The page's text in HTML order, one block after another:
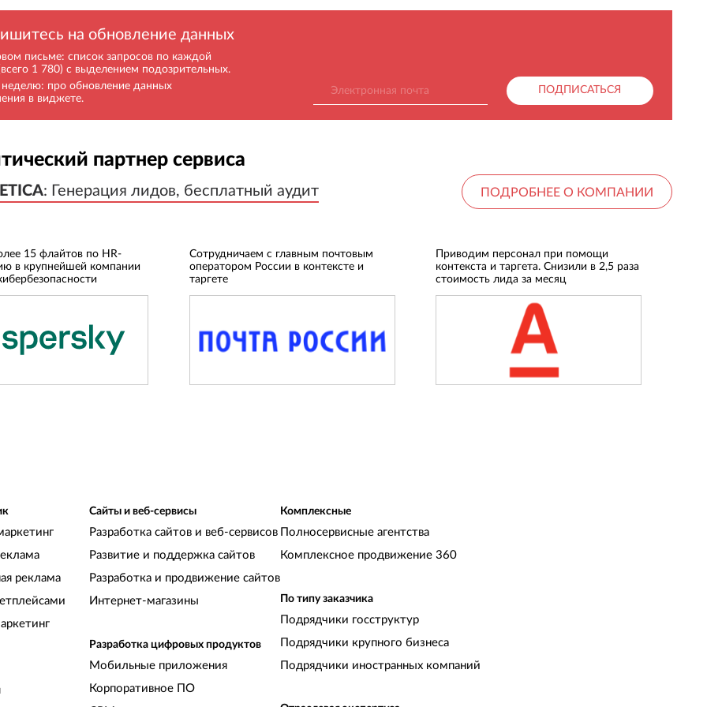
на обновление данных
письме: список запросов по каждой
1 780) с выделением подозрительных.
неделю: про обновление данных
в виджете.
ПОДПИСАТЬСЯ
партнер сервиса
: Генерация лидов, бесплатный аудит
: Генерация лидов, бесплатный аудит ПОДРОБНЕЕ О КОМПАНИИ
15 флайтов по HR-
в крупнейшей компании
Сотрудничаем с главным почтовым
оператором России в контексте и
таргете
Приводим персонал при помощи
контекста и таргета. Снизили в 2,5 раза
стоимость лида за месяц
реклама
Сайты и веб-сервисы
Разработка сайтов и веб-сервисов
Развитие и поддержка сайтов
Разработка и продвижение сайтов
Интернет-магазины
Разработка цифровых продуктов
Мобильные приложения
Корпоративное ПО
Комплексные
Полносервисные агентства
Комплексное продвижение 360
По типу заказчика
Подрядчики госструктур
Подрядчики крупного бизнеса
Подрядчики иностранных компаний